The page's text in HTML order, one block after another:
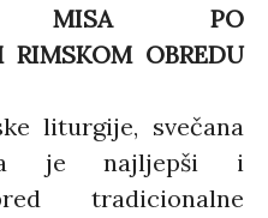
MISA PO
RIMSKOM OBREDU
liturgije, svečana
je najljepši i
tradicionalne